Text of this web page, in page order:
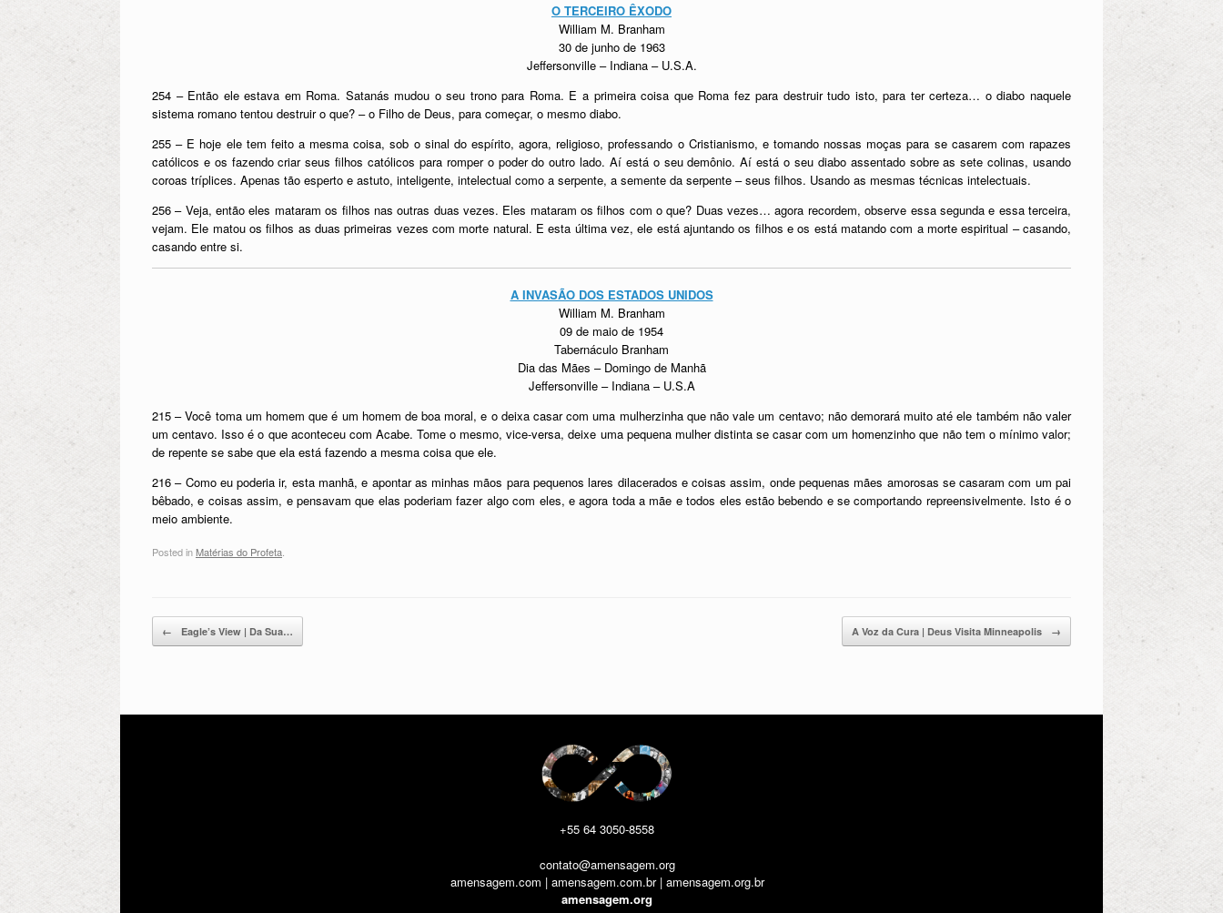
O TERCEIRO ÊXODO
William M. Branham
30 de junho de 1963
Jeffersonville – Indiana – U.S.A.
254 – Então ele estava em Roma. Satanás mudou o seu trono para Roma. E a primeira coisa que Roma fez para destruir tudo isto, para ter certeza… o diabo naquele
sistema romano tentou destruir o que? – o Filho de Deus, para começar, o mesmo diabo.
255 – E hoje ele tem feito a mesma coisa, sob o sinal do espírito, agora, religioso, professando o Cristianismo, e tomando nossas moças para se casarem com rapazes
católicos e os fazendo criar seus filhos católicos para romper o poder do outro lado. Aí está o seu demônio. Aí está o seu diabo assentado sobre as sete colinas, usando
coroas tríplices. Apenas tão esperto e astuto, inteligente, intelectual como a serpente, a semente da serpente – seus filhos. Usando as mesmas técnicas intelectuais.
256 – Veja, então eles mataram os filhos nas outras duas vezes. Eles mataram os filhos com o que? Duas vezes… agora recordem, observe essa segunda e essa terceira,
vejam. Ele matou os filhos as duas primeiras vezes com morte natural. E esta última vez, ele está ajuntando os filhos e os está matando com a morte espiritual – casando,
casando entre si.
A INVASÃO DOS ESTADOS UNIDOS
William M. Branham
09 de maio de 1954
Tabernáculo Branham
Dia das Mães – Domingo de Manhã
Jeffersonville – Indiana – U.S.A
215 – Você toma um homem que é um homem de boa moral, e o deixa casar com uma mulherzinha que não vale um centavo; não demorará muito até ele também não valer
um centavo. Isso é o que aconteceu com Acabe. Tome o mesmo, vice-versa, deixe uma pequena mulher distinta se casar com um homenzinho que não tem o mínimo valor;
de repente se sabe que ela está fazendo a mesma coisa que ele.
216 – Como eu poderia ir, esta manhã, e apontar as minhas mãos para pequenos lares dilacerados e coisas assim, onde pequenas mães amorosas se casaram com um pai
bêbado, e coisas assim, e pensavam que elas poderiam fazer algo com eles, e agora toda a mãe e todos eles estão bebendo e se comportando repreensivelmente. Isto é o
meio ambiente.
Posted in Matérias do Profeta
Post navigation
← Eagle’s View | Da Sua… A Voz da Cura | Deus Visita Minneapolis →
+55 64 3050-8558
contato@amensagem.org
amensagem.com | amensagem.com.br | amensagem.org.br
amensagem.org